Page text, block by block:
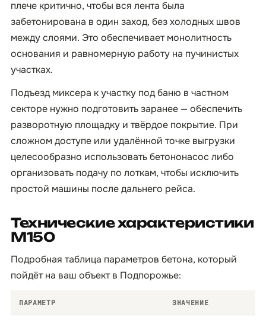
плече критично, чтобы вся лента была
забетонирована в один заход, без холодных швов
между слоями. Это обеспечивает монолитность
основания и равномерную работу на пучинистых
участках.
Подъезд миксера к участку под баню в частном
секторе нужно подготовить заранее — обеспечить
разворотную площадку и твёрдое покрытие. При
сложном доступе или удалённой точке выгрузки
целесообразно использовать бетононасос либо
организовать подачу по лоткам, чтобы исключить
простой машины после дальнего рейса.
Технические характеристики
М150
Подробная таблица параметров бетона, который
пойдёт на ваш объект в Подпорожье:
ПАРАМЕТР ЗНАЧЕНИЕ